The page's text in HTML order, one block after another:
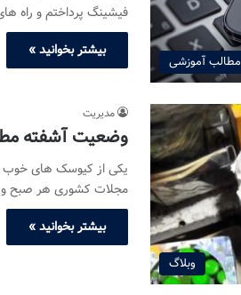
مطالب آموزشی
فیشینگ پرداختم و راه
بیشتر بخوانید »
وبلاگ
مدیریت
وضعیت آشفته
یکی از کیوسک های خوب
مجلات کشوری هر صبح و
بیشتر بخوانید »